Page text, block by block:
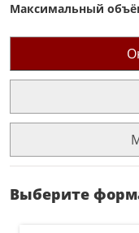
Максимальный
Выберите